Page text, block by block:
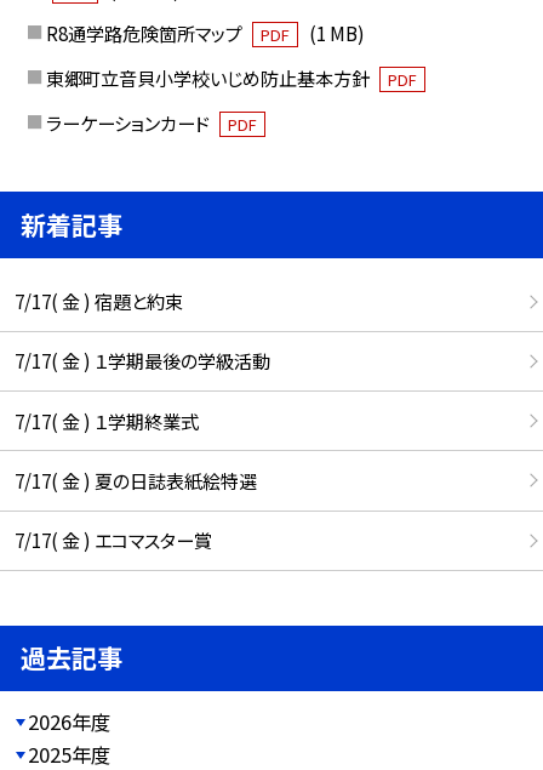
R8通学路危険箇所マップ
PDF
(1 MB)
東郷町立音貝小学校いじめ防止基本方針
PDF
ラーケーションカード PDF
新着記事
7/17( 金 ) 宿題と約束
7/17( 金 ) １学期最後の学級活動
7/17( 金 ) １学期終業式
7/17( 金 ) 夏の日誌表紙絵特選
7/17( 金 ) エコマスター賞
過去記事
2026年度
2025年度